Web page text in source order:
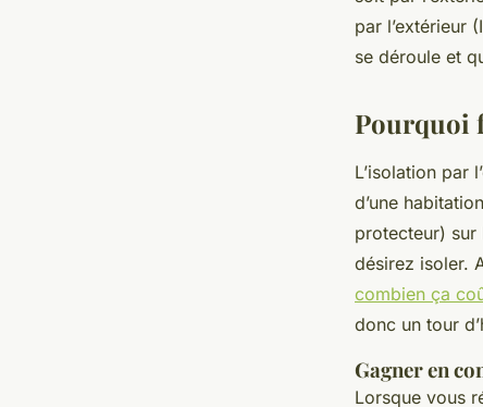
confort de votre
par l’extérieur
se déroule et
Pourquoi
L’isolation par
d’une
protecteur) sur
désirez isoler.
combien ça
donc un tour
Gagner en
Lorsque vous